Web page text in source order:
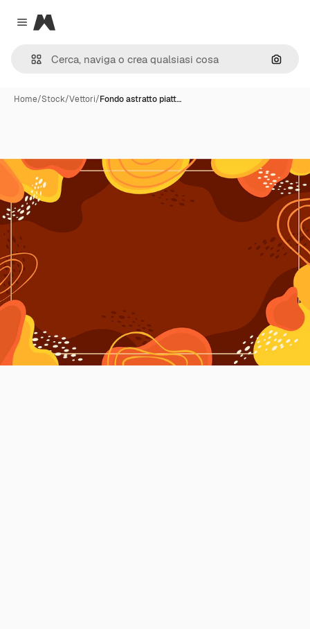
Close menu
Magnific
Cerca
Home/Stock/Vettori/Fondo astratto piatt…